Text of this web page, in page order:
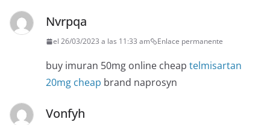
Nvrpqa
el 26/03/2023 a las 11:33 am Enlace permanente
buy imuran 50mg online cheap telmisartan
20mg cheap brand naprosyn
Vonfyh